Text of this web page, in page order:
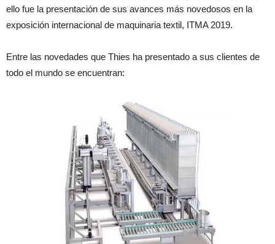
ello fue la presentación de sus avances más novedosos en la
exposición internacional de maquinaria textil, ITMA 2019.
Entre las novedades que Thies ha presentado a sus clientes de
todo el mundo se encuentran: